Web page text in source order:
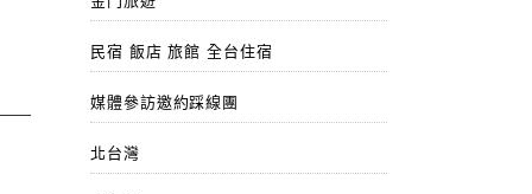
民宿 飯店 旅館 全台住宿
媒體參訪邀約踩線團
北台灣